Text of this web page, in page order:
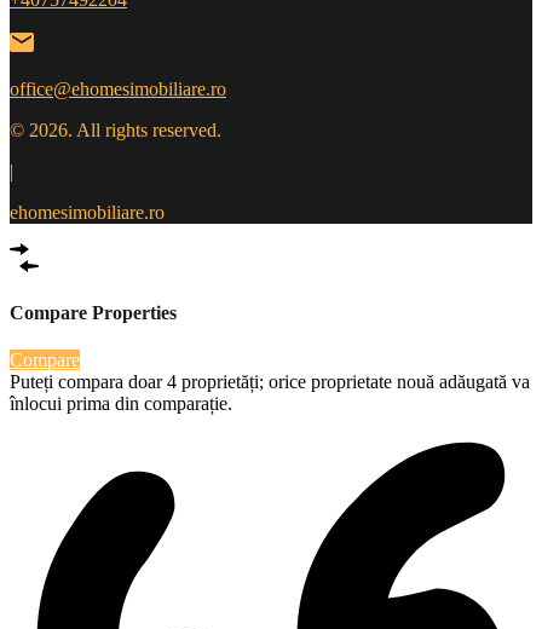
office@ehomesimobiliare.ro
© 2026. All rights reserved.
|
ehomesimobiliare.ro
Compare Properties
Compare
Puteți compara doar 4 proprietăți; orice proprietate nouă adăugată va
înlocui prima din comparație.